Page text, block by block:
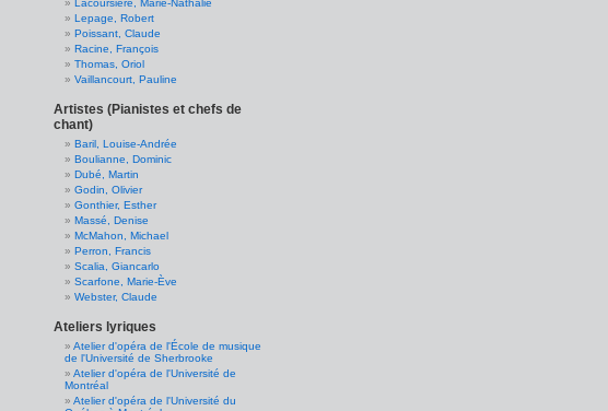
Lacoursière, Marie-Nathalie
Lepage, Robert
Poissant, Claude
Racine, François
Thomas, Oriol
Vaillancourt, Pauline
Artistes (Pianistes et chefs de
chant)
Baril, Louise-Andrée
Boulianne, Dominic
Dubé, Martin
Godin, Olivier
Gonthier, Esther
Massé, Denise
McMahon, Michael
Perron, Francis
Scalia, Giancarlo
Scarfone, Marie-Ève
Webster, Claude
Ateliers lyriques
Atelier d'opéra de l'École de musique
de l'Université de Sherbrooke
Atelier d'opéra de l'Université de
Montréal
Atelier d'opéra de l'Université du